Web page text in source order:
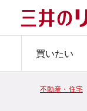
買いたい
不動産・住宅